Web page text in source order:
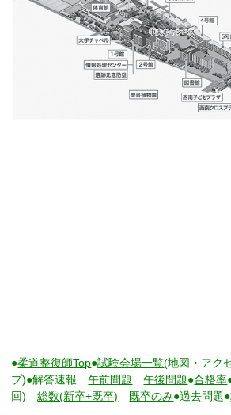
●柔道整復師Top●試験会場一覧(地図・アク
プ)●解答速報午前問題 午後問題●合格率
回)総数(新卒+既卒) 既卒のみ●過去問題●